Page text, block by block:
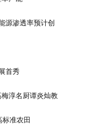
源渗透率预计创
首秀
淳名厨谭炎灿教
准农田